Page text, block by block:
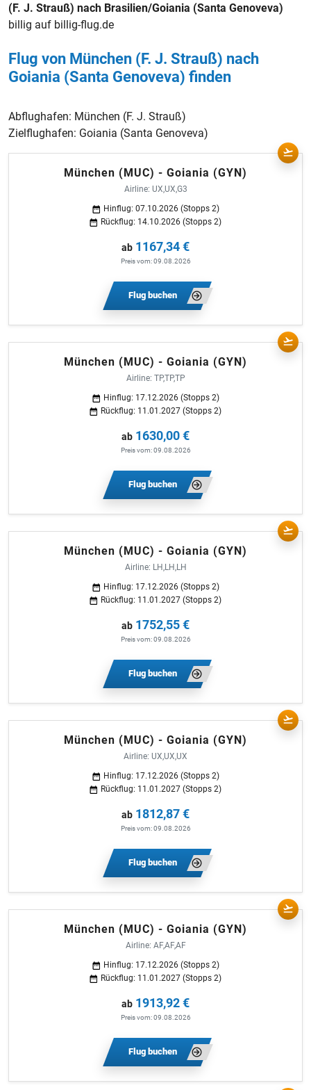
(F. J. Strauß) nach Brasilien/Goiania (Santa Genoveva)
billig auf billig-flug.de
Flug von München (F. J. Strauß) nach
Goiania (Santa Genoveva) finden
Abflughafen: München (F. J. Strauß)
Zielflughafen: Goiania (Santa Genoveva)
München (MUC) - Goiania (GYN)
Airline: UX,UX,G3
Hinflug: 07.10.2026 (Stopps 2)
Rückflug: 14.10.2026 (Stopps 2)
ab 1167,34 €
Preis vom: 09.08.2026
Flug buchen
München (MUC) - Goiania (GYN)
Airline: TP,TP,TP
Hinflug: 17.12.2026 (Stopps 2)
Rückflug: 11.01.2027 (Stopps 2)
ab 1630,00 €
Preis vom: 09.08.2026
Flug buchen
München (MUC) - Goiania (GYN)
Airline: LH,LH,LH
Hinflug: 17.12.2026 (Stopps 2)
Rückflug: 11.01.2027 (Stopps 2)
ab 1752,55 €
Preis vom: 09.08.2026
Flug buchen
München (MUC) - Goiania (GYN)
Airline: UX,UX,UX
Hinflug: 17.12.2026 (Stopps 2)
Rückflug: 11.01.2027 (Stopps 2)
ab 1812,87 €
Preis vom: 09.08.2026
Flug buchen
München (MUC) - Goiania (GYN)
Airline: AF,AF,AF
Hinflug: 17.12.2026 (Stopps 2)
Rückflug: 11.01.2027 (Stopps 2)
ab 1913,92 €
Preis vom: 09.08.2026
Flug buchen